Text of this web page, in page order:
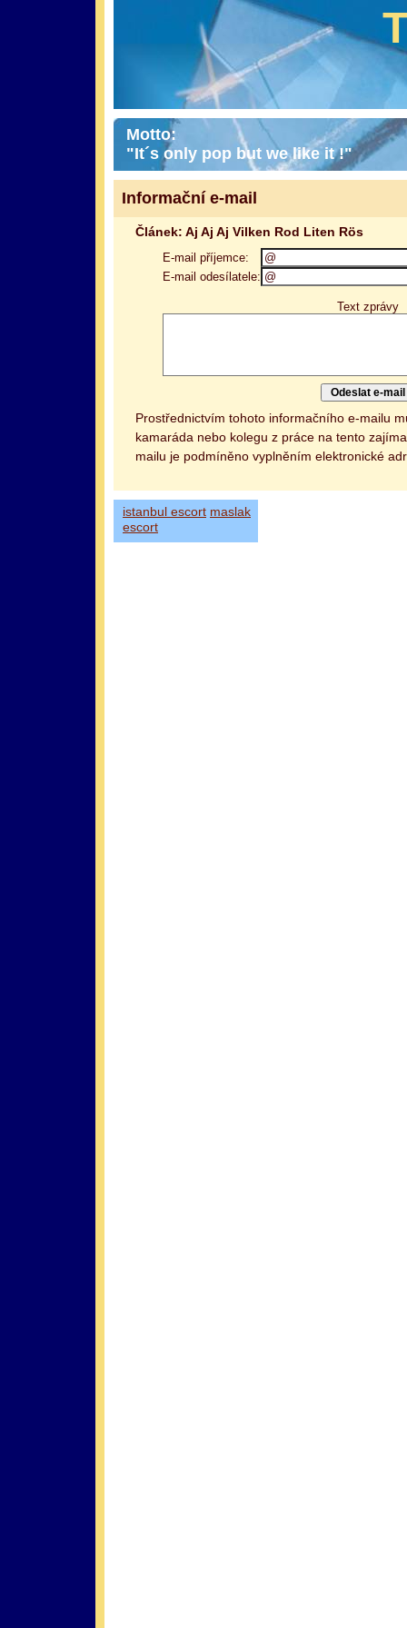
Motto:
"It´s only pop but we like it !"
Informační e-mail
Článek: Aj Aj Aj Vilken Rod Liten Rös
E-mail příjemce:
E-mail odesílatele:
Text zprávy
Prostřednictvím tohoto informačního e-mailu
kamaráda nebo kolegu z práce na tento
mailu je podmíněno vyplněním elektronické
istanbul escort maslak
escort